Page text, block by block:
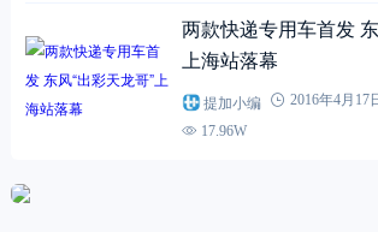
两款快递专用车首发
上海站落幕
提加小编 2016年4月17
17.96W